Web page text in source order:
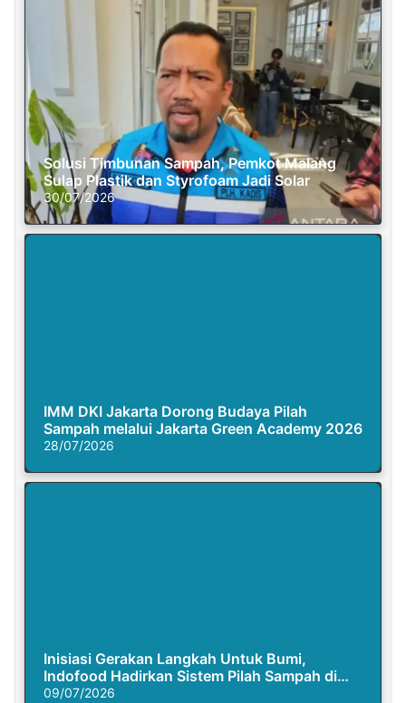
Solusi Timbunan Sampah, Pemkot Malang
Sulap Plastik dan Styrofoam Jadi Solar
30/07/2026
IMM DKI Jakarta Dorong Budaya Pilah
Sampah melalui Jakarta Green Academy 2026
28/07/2026
Inisiasi Gerakan Langkah Untuk Bumi,
Indofood Hadirkan Sistem Pilah Sampah di
Semasa Piknik
09/07/2026